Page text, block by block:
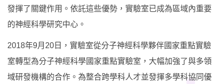
發揮了關鍵作用。依託這些優勢，實驗室已成為區域內重要
的神經科學研究中心。
2018年9月 20 日，實驗室從分子神經科學夥伴國家重點實驗
室轉型為分子神經科學國家重點實驗室，大幅加強了與多領
域研發機構的合作。為整合跨學科人才並發揮多學科協同優